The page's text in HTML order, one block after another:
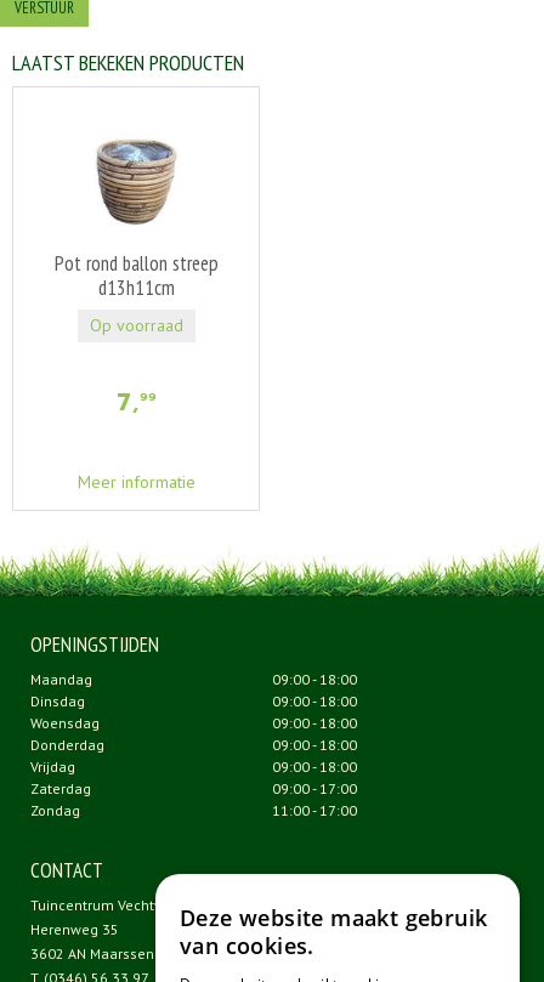
LAATST BEKEKEN PRODUCTEN
Pot rond ballon streep
d13h11cm
7,99
Meer informatie
Op voorraad
OPENINGSTIJDEN
Maandag
09:00 - 18:00
Dinsdag
09:00 - 18:00
Woensdag
09:00 - 18:00
Donderdag
09:00 - 18:00
Vrijdag
09:00 - 18:00
Zaterdag
09:00 - 17:00
Zondag
11:00 - 17:00
CONTACT
Tuincentrum Vechtweelde
Herenweg 35
3602 AN Maarssen
T. (0346) 56 33 97
Deze website maakt gebruik
van cookies.